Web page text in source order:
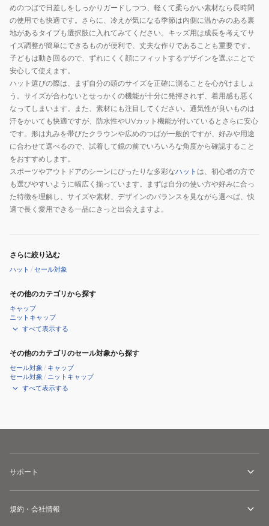
めのつばで日差しをしっかりガードしつつ、軽くて柔らかい素材なら長時間
の使用でも快適です。さらに、冷えが気になる季節は内側に温かみのある裏
地があるタイプも選択肢に入れてみてください。キッズ用は成長を考えてサ
イズ調整が簡単にできるものが便利で、丈夫な作りであることも重要です。
子どもは動き回るので、ずれにくく顔にフィットするデザインを選ぶことで
安心して使えます。
ハット選びの際は、まず自分の頭のサイズを正確に測ることを心がけましょ
う。サイズが合わないとせっかくの機能が十分に発揮されず、着用感も悪く
なってしまいます。また、素材にも注目してください。通気性が良いものは
汗をかいても快適ですが、防水性やUVカット機能が付いているとさらに安心
です。形は丸みを帯びたクラウンや広めのつばが一般的ですが、好みや用途
に合わせて選べるので、試着して鏡の前でいろいろな角度から確認すること
をおすすめします。
スポーツやアウトドアのシーンにぴったりな多彩なハット は、初心者の方で
も選びやすいように幅広く揃っています。まずは自分の使い方や好みに合っ
た特徴を理解し、サイズや素材、デザインのバランスを見ながら選べば、快
適で長く愛用できる一品にきっと出会えますよ。
さらに絞り込む
ハット /セール対象
その他のカテゴリから探す
キャップ
ニットキャップ
すべて表示する
その他のカテゴリのセール対象から探す
セール対象 / キャップ
セール対象 / ニットキャップ
すべて表示する
サポート
規約・会社情報